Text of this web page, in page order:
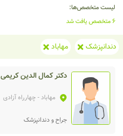
لیست متخصص‌ها:
6 متخصص یافت شد
دندانپزشک مهاباد
دکتر کمال الدین کریمی
مهاباد- چهارراه آزادی
جراح و دندانپزشک